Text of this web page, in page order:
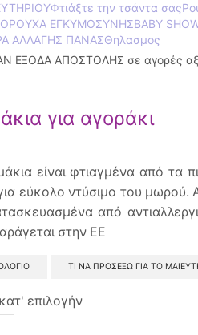
Φτιάξτε την τσάντα σας
ΡΟΥΧΑ ΕΓΚΥΜΟΣΥΝΗΣBABY
ΑΛΛΑΓΗΣ ΠΑΝΑΣΘηλασμος
ΕΞΟΔΑ ΑΠΟΣΤΟΛΗΣ σε αγορές
για αγοράκι
είναι φτιαγμένα από τα
εύκολο ντύσιμο του μωρού.
από
στην EΕ
ΤΙ ΝΑ ΠΡΟΣΕΞΩ ΓΙΑ ΤΟ
επιλογήν